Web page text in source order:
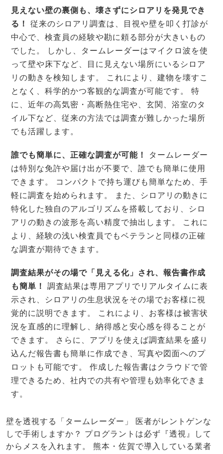
見えない壁の裏側も、壊さずにシロアリを発見でき
る！
従来のシロアリ調査は、目視や壁を叩く打診が
中心で、検査員の経験や勘に頼る部分が大きいもの
でした。 しかし、タームレーダーはマイクロ波を使
って壁や床下など、目に見えない場所にいるシロア
リの動きを検知します。 これにより、建物を壊すこ
となく、科学的かつ客観的な調査が可能です。 特
に、近年の高気密・高断熱住宅や、玄関、浴室のタ
イル下など、従来の方法では調査が難しかった場所
でも活躍します。
誰でも簡単に、正確な調査が可能！
タームレーダー
は特別な免許や届け出が不要で、誰でも簡単に使用
できます。 コンパクトで持ち運びも簡単なため、手
軽に調査を始められます。 また、シロアリの動きに
特化した独自のアルゴリズムを搭載しており、シロ
アリの動きの波形を高い精度で抽出します。 これに
より、経験の浅い検査員でもベテランと同様の正確
な調査が期待できます。
調査結果がその場で「見える化」され、報告書作成
も簡単！
調査結果は専用アプリでリアルタイムに表
示され、シロアリの生息状況をその場でお客様に視
覚的に説明できます。 これにより、お客様は被害状
況を直感的に理解し、納得感と安心感を得ることが
できます。 さらに、アプリを使えば調査結果を盛り
込んだ報告書も簡単に作成でき、写真や図面へのプ
ロットも可能です。 作成した報告書はクラウドで管
理できるため、社内での共有や管理も効率化できま
す。
壁を透視する「タームレーダー」 医者がレントゲンな
しで手術しますか？ プログラントは必ず『透視』して
からメスを入れます。 熊本・佐賀で導入している業者